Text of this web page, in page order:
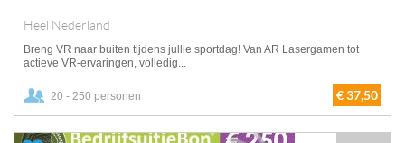
Heel Nederland
Breng VR naar buiten tijdens jullie sportdag! Van AR Lasergamen tot
actieve VR-ervaringen, volledig...
20 - 250 personen € 37,50